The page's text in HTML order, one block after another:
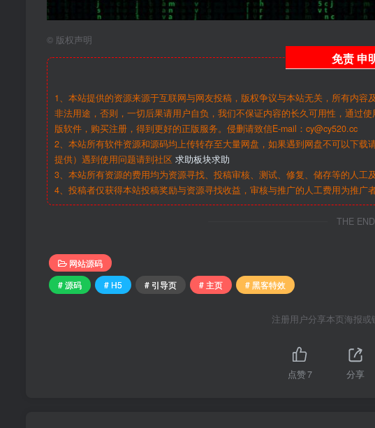
© 版权声明
免责 申
1、本站提供的资源来源于互联网与网友投稿，版权争议与本站无关，所有内
非法用途，否则，一切后果请用户自负，我们不保证内容的长久可用性，通过
版软件，购买注册，得到更好的正版服务。侵删请致信E-mail：cy@cy520.cc
2、本站所有软件资源和源码均上传转存至大量网盘，如果遇到网盘不可以下
提供）遇到使用问题请到社区 求助板块求助
3、本站所有资源的费用均为资源寻找、投稿审核、测试、修复、储存等的人工
4、投稿者仅获得本站投稿奖励与资源寻找收益，审核与推广的人工费用为推广者
THE END
网站源码
# 源码
# H5 # 引导页 # 主页 # 黑客特效
注册用户分享本页海报或
点赞7 分享